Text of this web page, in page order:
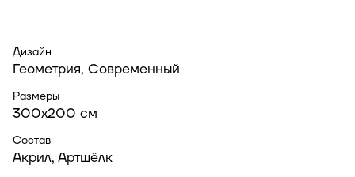
Дизайн
Геометрия, Современный
Размеры
300x200 см
Состав
Акрил, Артшёлк